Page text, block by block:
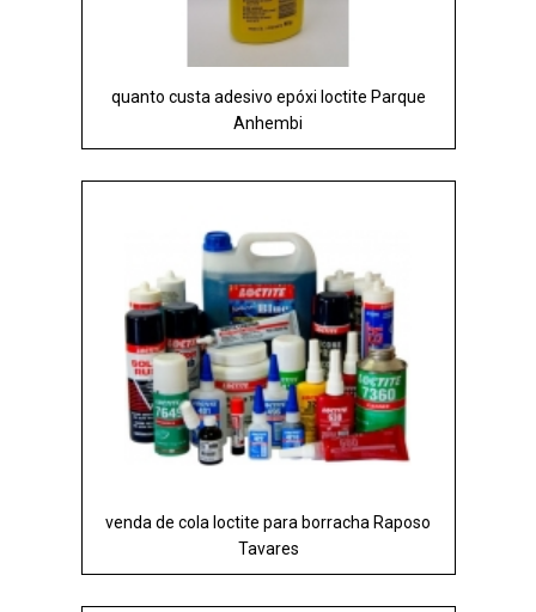
quanto custa adesivo epóxi loctite Parque
Anhembi
venda de cola loctite para borracha Raposo
Tavares